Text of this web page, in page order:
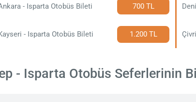
- Isparta Otobüs Bileti 700 TL
- Isparta Otobüs Bileti 1.200 TL
- Isparta Otobüs Seferlerinin